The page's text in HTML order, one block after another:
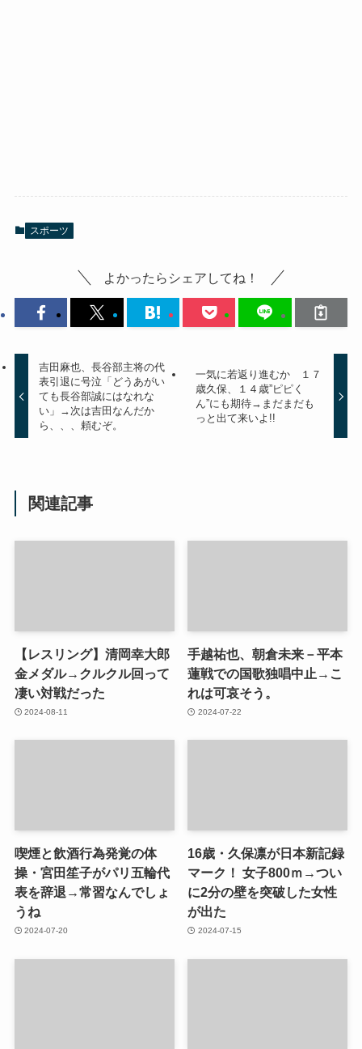
スポーツ
よかったらシェアしてね！
吉田麻也、長谷部主将の代
表引退に号泣「どうあがい
ても長谷部誠にはなれな
い」→次は吉田なんだか
ら、、、頼むぞ。
一気に若返り進むか １７
歳久保、１４歳”ピピく
ん”にも期待→まだまだも
っと出て来いよ!!
関連記事
【レスリング】清岡幸大郎
金メダル→クルクル回って
凄い対戦だった
2024-08-11
手越祐也、朝倉未来－平本
蓮戦での国歌独唱中止→こ
れは可哀そう。
2024-07-22
喫煙と飲酒行為発覚の体
操・宮田笙子がパリ五輪代
表を辞退→常習なんでしょ
うね
2024-07-20
16歳・久保凛が日本新記録
マーク！ 女子800ｍ→つい
に2分の壁を突破した女性
が出た
2024-07-15